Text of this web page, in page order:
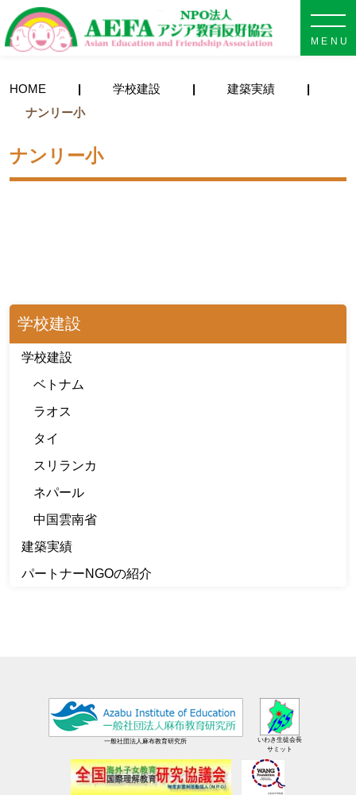
HOME 学校建設
建築実績
ナンリー小
ナンリー小
学校建設
学校建設
ベトナム
ラオス
タイ
スリランカ
ネパール
中国雲南省
建築実績
パートナーNGOの紹介
一般社団法人麻布教育研究所
いわき生徒会長
サミット